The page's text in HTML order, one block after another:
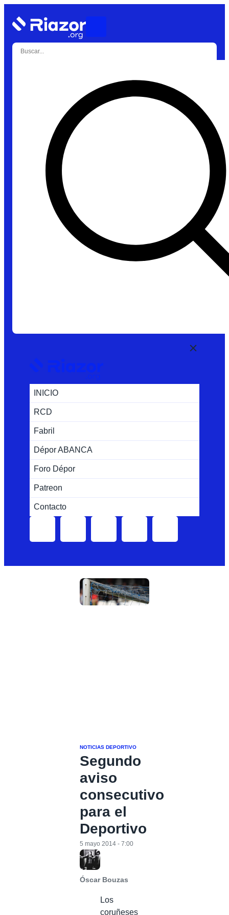
INICIO
RCD
Fabril
Dépor ABANCA
Foro Dépor
Patreon
Contacto
NOTICIAS DEPORTIVO
Segundo
aviso
consecutivo
para el
Deportivo
Óscar Bouzas
5 mayo 2014 - 7:00
Los
coruñeses